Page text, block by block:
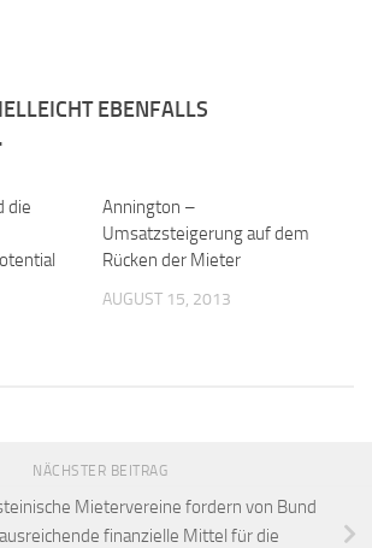
EBENFALLS
die
Annington –
Umsatzsteigerung auf dem
Rücken der Mieter
AUGUST 15, 2013
NÄCHSTER BEITRAG
Mietervereine fordern von Bund
finanzielle Mittel für die